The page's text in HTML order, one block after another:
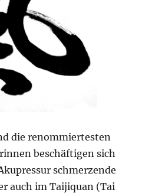
die renommiertesten
beschäftigen sich
schmerzende
auch im Taijiquan (Tai